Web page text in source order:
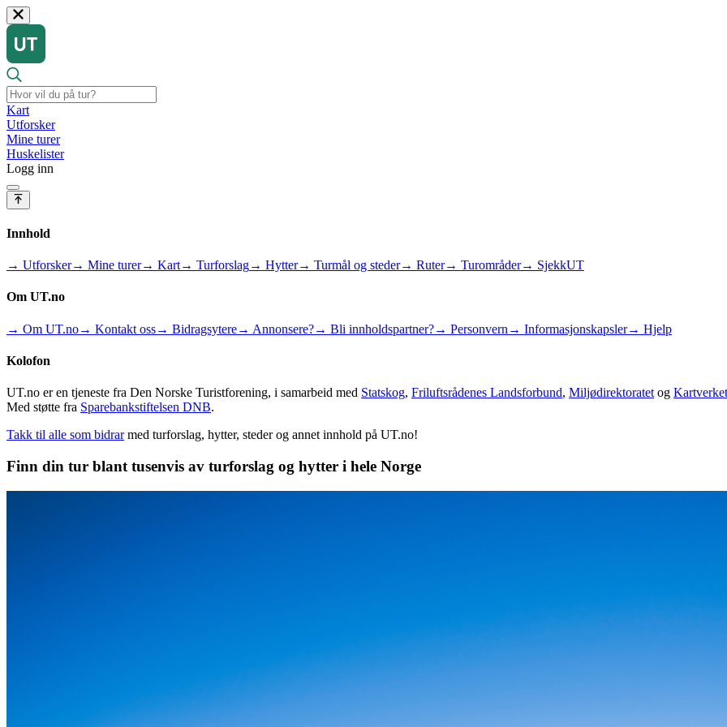
Kart
Utforsker
Mine turer
Huskelister
Logg inn
Innhold
→ Utforsker→ Mine turer→ Kart→ Turforslag→ Hytter→ Turmål og steder→ Ruter→ Turområder→ SjekkUT
Om UT.no
→ Om UT.no→ Kontakt oss→ Bidragsytere→ Annonsere?→ Bli innholdspartner?→ Personvern → Informasjonskapsler→ Hjelp
Kolofon
UT.no er en tjeneste fra Den Norske Turistforening, i samarbeid med Statskog, Friluftsrådenes Landsforbund, Miljødirektoratet og Kartverket
Med støtte fra Sparebankstiftelsen DNB.
Takk til alle som bidrar med turforslag, hytter, steder og annet innhold på UT.no!
Finn din tur blant tusenvis av turforslag og hytter i hele Norge